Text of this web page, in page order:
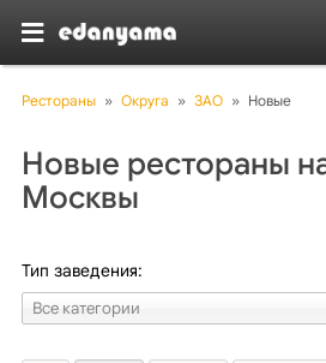
Рестораны » Округа » ЗАО » Новые
Новые рестораны
Москвы
Тип заведения: